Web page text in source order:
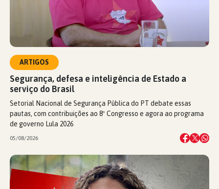
ARTIGOS
Segurança, defesa e inteligência de Estado a
serviço do Brasil
Setorial Nacional de Segurança Pública do PT debate essas
pautas, com contribuições ao 8º Congresso e agora ao programa
de governo Lula 2026
05/08/2026